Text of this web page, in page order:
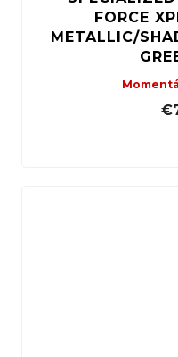
FORCE
METALLIC/